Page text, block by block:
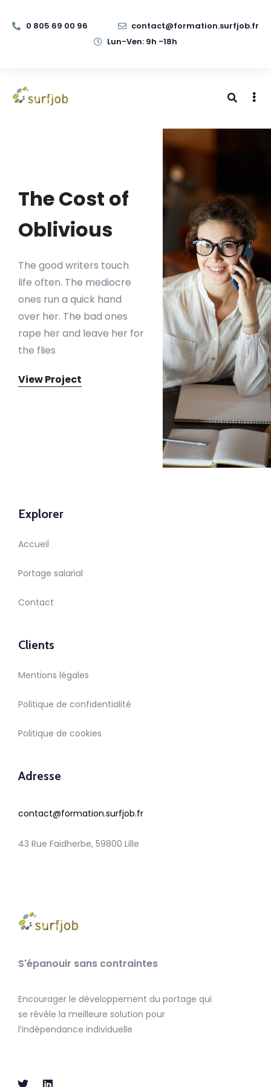
0 805 69 00 96
contact@formation.surfjob.fr
Lun-Ven: 9h -18h
The Cost of
Oblivious
The good writers touch
life often. The mediocre
ones run a quick hand
over her. The bad ones
rape her and leave her for
the flies
View Project
Explorer
Accueil
Portage salarial
Contact
Clients
Mentions légales
Politique de confidentialité
Politique de cookies
Adresse
contact@formation.surfjob.fr
43 Rue Faidherbe, 59800 Lille
S'épanouir sans contraintes
Encourager le développement du portage qui
se révèle la meilleure solution pour
l’indépendance individuelle